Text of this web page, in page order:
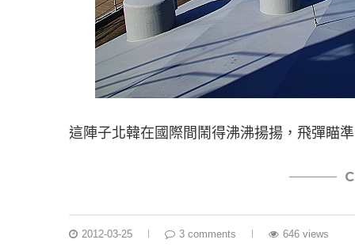
這陣子北韓在國際間鬧得沸沸揚揚，飛彈瞄
2012-03-25 3 comments 646 views